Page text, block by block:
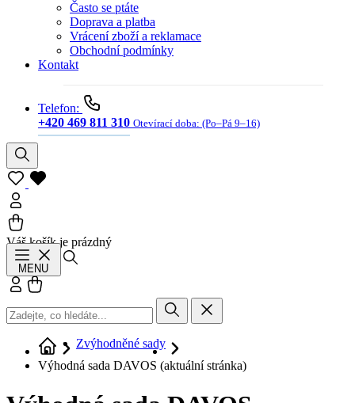
Často se ptáte
Doprava a platba
Vrácení zboží a reklamace
Obchodní podmínky
Kontakt
Telefon:
+420 469 811 310 Otevírací doba: (Po–Pá 9–16)
Váš košík je prázdný
MENU
Přihlásit se
Zvýhodněné sady
Výhodná sada DAVOS (aktuální stránka)